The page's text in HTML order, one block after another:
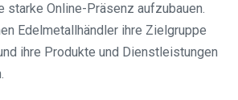
starke Online-Präsenz aufzubauen.
Edelmetallhändler ihre Zielgruppe
ihre Produkte und Dienstleistungen